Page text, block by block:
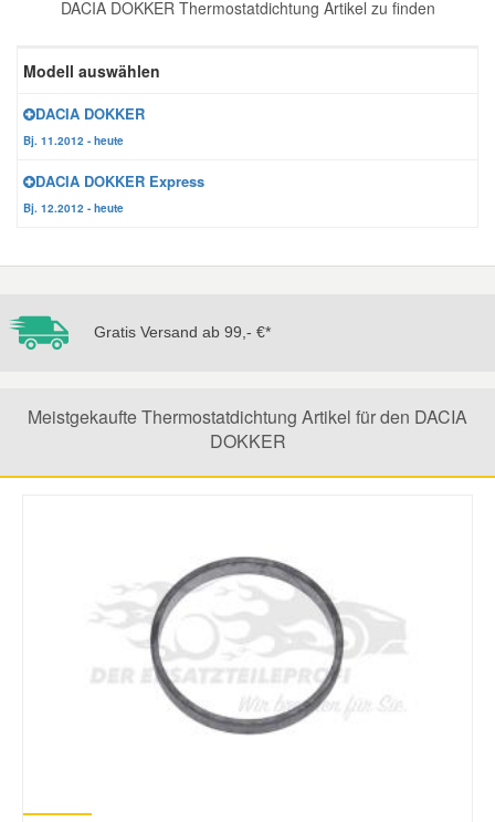
DACIA DOKKER Thermostatdichtung Artikel zu finden
Modell auswählen
DACIA DOKKER
Bj. 11.2012 - heute
DACIA DOKKER Express
Bj. 12.2012 - heute
Gratis Versand ab 99,- €*
Meistgekaufte Thermostatdichtung Artikel für den DACIA
DOKKER
Zündanlage und Glühanlage
Jeep Ersatzteile
Kia Ersatzteile
Lancia Ersatzteile
Mercedes Ersatzteile
Mini Ersatzteile
Mitsubishi Ersatzteile